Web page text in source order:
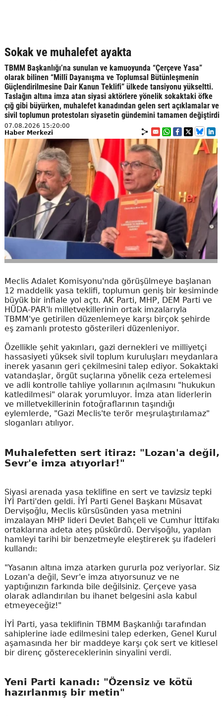
Sokak ve muhalefet ayakta
TBMM Başkanlığı’na sunulan ve kamuoyunda “Çerçeve Yasa”
olarak bilinen “Millî Dayanışma ve Toplumsal Bütünleşmenin
Güçlendirilmesine Dair Kanun Teklifi” ülkede tansiyonu yükseltti.
Taslağın altına imza atan siyasi aktörlere yönelik sokaktaki öfke
çığ gibi büyürken, muhalefet kanadından gelen sert açıklamalar ve
sivil toplumun protestoları siyasetin gündemini tamamen değiştirdi
07.08.2026 15:20:00
Haber Merkezi
Meclis Adalet Komisyonu'nda görüşülmeye başlanan
12 maddelik yasa teklifi, toplumun geniş bir kesiminde
büyük bir infiale yol açtı. AK Parti, MHP, DEM Parti ve
HÜDA-PAR'lı milletvekillerinin ortak imzalarıyla
TBMM'ye getirilen düzenlemeye karşı birçok şehirde
eş zamanlı protesto gösterileri düzenleniyor.
Özellikle şehit yakınları, gazi dernekleri ve milliyetçi
hassasiyeti yüksek sivil toplum kuruluşları meydanlara
inerek yasanın geri çekilmesini talep ediyor. Sokaktaki
vatandaşlar, örgüt suçlarına yönelik ceza ertelemesi
ve adli kontrolle tahliye yollarının açılmasını "hukukun
katledilmesi" olarak yorumluyor. İmza atan liderlerin
ve milletvekillerinin fotoğraflarının taşındığı
eylemlerde, "Gazi Meclis'te terör meşrulaştırılamaz"
sloganları atılıyor.
Muhalefetten sert itiraz: "Lozan'a değil,
Sevr'e imza atıyorlar!"
Siyasi arenada yasa teklifine en sert ve tavizsiz tepki
İYİ Parti'den geldi. İYİ Parti Genel Başkanı Müsavat
Dervişoğlu, Meclis kürsüsünden yasa metnini
imzalayan MHP lideri Devlet Bahçeli ve Cumhur İttifakı
ortaklarına adeta ateş püskürdü. Dervişoğlu, yapılan
hamleyi tarihi bir benzetmeyle eleştirerek şu ifadeleri
kullandı:
"Yasanın altına imza atarken gururla poz veriyorlar. Siz
Lozan'a değil, Sevr'e imza atıyorsunuz ve ne
yaptığınızın farkında bile değilsiniz. Çerçeve yasa
olarak adlandırılan bu ihanet belgesini asla kabul
etmeyeceğiz!"
İYİ Parti, yasa teklifinin TBMM Başkanlığı tarafından
sahiplerine iade edilmesini talep ederken, Genel Kurul
aşamasında her bir maddeye karşı çok sert ve kitlesel
bir direnç göstereceklerinin sinyalini verdi.
Yeni Parti kanadı: "Özensiz ve kötü
hazırlanmış bir metin"